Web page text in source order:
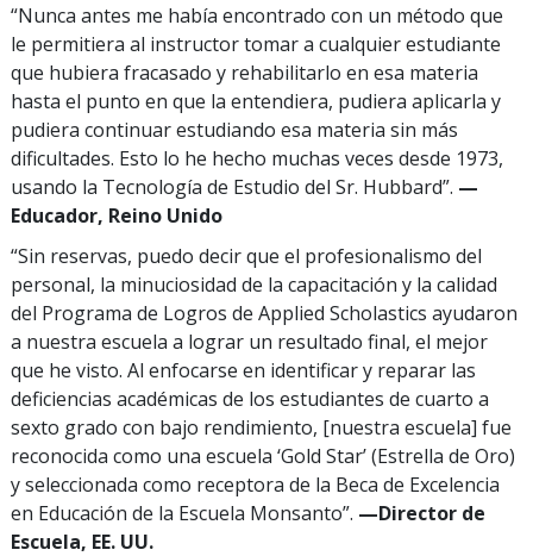
“Nunca antes me había encontrado con un método que
le permitiera al instructor tomar a cualquier estudiante
que hubiera fracasado y rehabilitarlo en esa materia
hasta el punto en que la entendiera, pudiera aplicarla y
pudiera continuar estudiando esa materia sin más
dificultades. Esto lo he hecho muchas veces desde 1973,
usando la Tecnología de Estudio del Sr. Hubbard”. —
Educador, Reino Unido
“Sin reservas, puedo decir que el profesionalismo del
personal, la minuciosidad de la capacitación y la calidad
del Programa de Logros de Applied Scholastics ayudaron
a nuestra escuela a lograr un resultado final, el mejor
que he visto. Al enfocarse en identificar y reparar las
deficiencias académicas de los estudiantes de cuarto a
sexto grado con bajo rendimiento, [nuestra escuela] fue
reconocida como una escuela ‘Gold Star’ (Estrella de Oro)
y seleccionada como receptora de la Beca de Excelencia
en Educación de la Escuela Monsanto”. —Director de
Escuela, EE. UU.